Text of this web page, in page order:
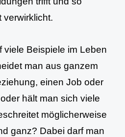
verwirklicht.
viele Beispiele im Leben
man aus ganzem
einen Job oder
hält man sich viele
möglicherweise
ganz? Dabei darf man